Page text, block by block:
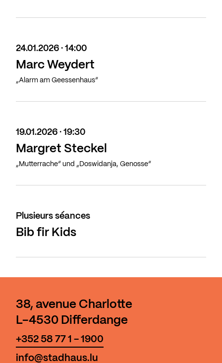
24.01.2026 · 14:00
Marc Weydert
„Alarm am Geessenhaus“
19.01.2026 · 19:30
Margret Steckel
„Mutterrache“ und „Doswidanja, Genosse“
Plusieurs séances
Bib fir Kids
38, avenue Charlotte
L-4530 Differdange
+352 58 77 1 - 1900
info@stadhaus.lu